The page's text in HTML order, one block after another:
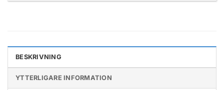
BESKRIVNING
YTTERLIGARE INFORMATION